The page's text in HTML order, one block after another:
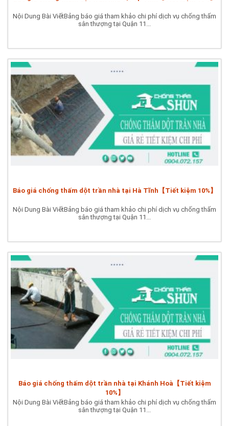
Nội Dung Bài ViếtBảng báo giá tham khảo chi phí dịch vụ chống thấm
sân thượng tại Quận 11...
Báo giá chống thấm dột trần nhà tại Hà Tĩnh【Tiết kiệm 10%】
Nội Dung Bài ViếtBảng báo giá tham khảo chi phí dịch vụ chống thấm
sân thượng tại Quận 11...
Báo giá chống thấm dột trần nhà tại Khánh Hoà【Tiết kiệm
10%】
Nội Dung Bài ViếtBảng báo giá tham khảo chi phí dịch vụ chống thấm
sân thượng tại Quận 11...